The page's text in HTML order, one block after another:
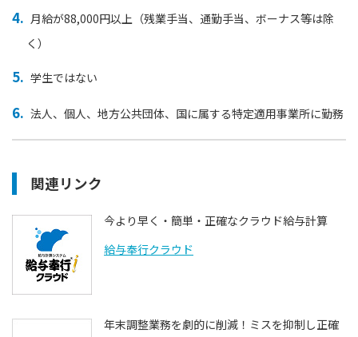
月給が88,000円以上（残業手当、通勤手当、ボーナス等は除
く）
学生ではない
法人、個人、地方公共団体、国に属する特定適用事業所に勤務
関連リンク
今より早く・簡単・正確なクラウド給与計算
給与奉行クラウド
年末調整業務を劇的に削減！ミスを抑制し正確